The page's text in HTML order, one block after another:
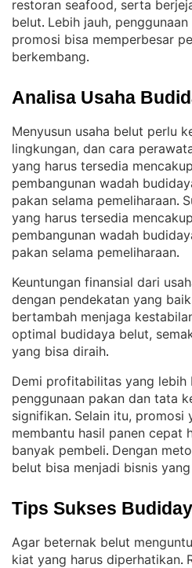
restoran seafood, serta
belut. Lebih jauh,
promosi bisa memperbesar
berkembang.
Analisa Usaha
Menyusun usaha belut perlu
lingkungan, dan cara
yang harus tersedia
pembangunan wadah
pakan selama pemeliharaan.
yang harus tersedia
pembangunan wadah
pakan selama pemeliharaan.
Keuntungan finansial dari
dengan pendekatan yang baik
bertambah menjaga
optimal budidaya belut,
yang bisa diraih.
Demi profitabilitas yang lebih
penggunaan pakan dan tata
signifikan. Selain itu, promosi
membantu hasil panen cepat
banyak pembeli. Dengan
belut bisa menjadi bisnis
Tips Sukses
Agar beternak belut
kiat yang harus diperhatikan.